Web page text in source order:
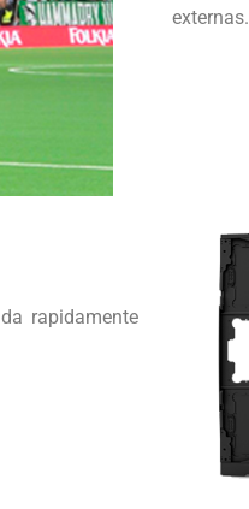
externas.
rapidamente